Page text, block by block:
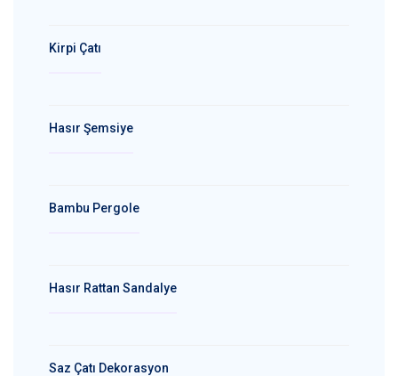
Kirpi Çatı
Hasır Şemsiye
Bambu Pergole
Hasır Rattan Sandalye
Saz Çatı Dekorasyon